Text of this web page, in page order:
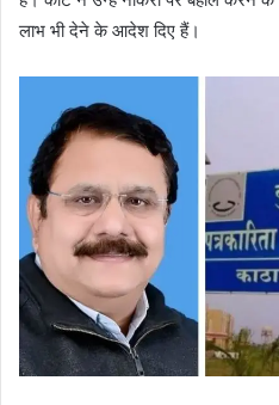
लाभ भी देने के आदेश दिए हैं।